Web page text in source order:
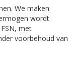
We maken
wordt
met
voorbehoud van